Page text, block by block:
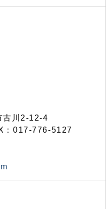
川2-12-4
：017-776-5127